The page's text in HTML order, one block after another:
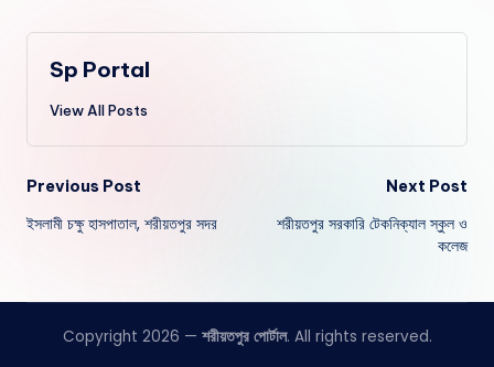
Sp Portal
View All Posts
Post
navigation
Previous Post
ইসলামী চক্ষু হাসপাতাল, শরীয়তপুর সদর
Next Post
শরীয়তপুর সরকারি টেকনিক্যাল স্কুল ও
কলেজ
Copyright 2026 — শরীয়তপুর পোর্টাল. All rights reserved.